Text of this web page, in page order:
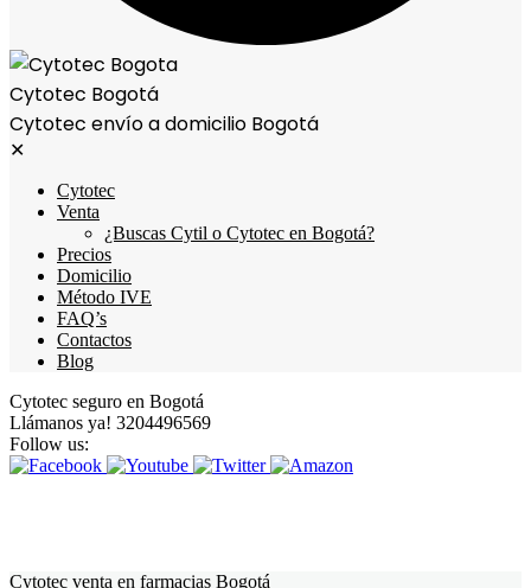
Cytotec Bogotá
Cytotec envío a domicilio Bogotá
✕
Cytotec
Venta
¿Buscas Cytil o Cytotec en Bogotá?
Precios
Domicilio
Método IVE
FAQ’s
Contactos
Blog
Cytotec seguro en Bogotá
Llámanos ya! 3204496569
Follow us:
Cytotec venta en farmacias Bogotá